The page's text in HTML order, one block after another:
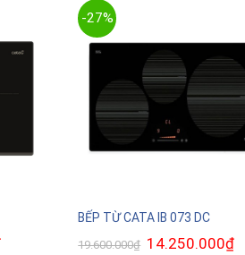
Giá
-27%
BẾP TỪ CATA IB 073 DC
19.600.000₫ Giá
14.250.000₫Giá